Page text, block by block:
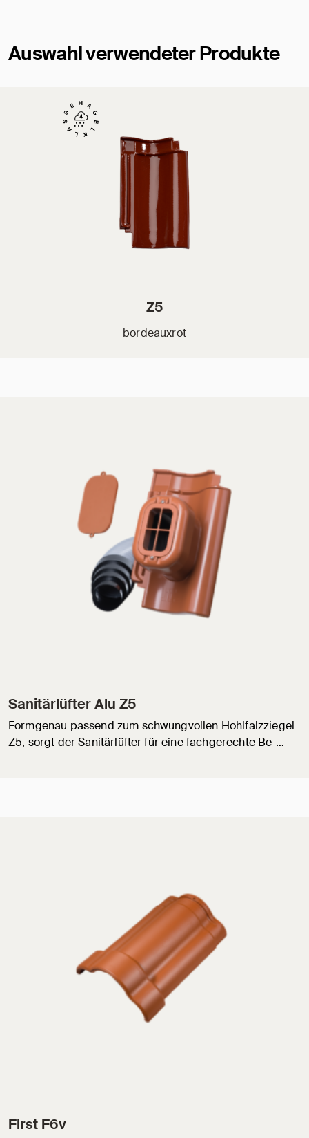
Auswahl verwendeter Produkte
Z5
bordeauxrot
Sanitärlüfter Alu Z5
Formgenau passend zum schwungvollen Hohlfalzziegel
Z5, sorgt der Sanitärlüfter für eine fachgerechte Be-…
First F6v